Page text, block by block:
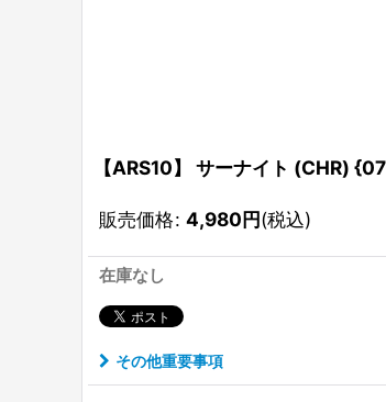
【ARS10】 サーナイト (CHR)
販売価格: 4,980円(税込)
在庫なし
その他重要事項